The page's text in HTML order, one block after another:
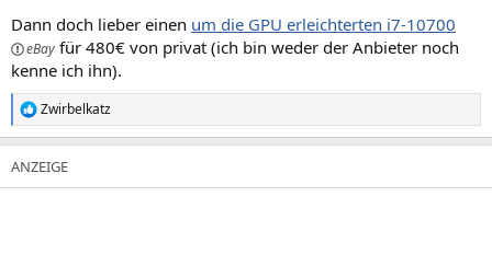
Dann doch lieber einen um die GPU erleichterten i7-10700
für 480€ von privat (ich bin weder der Anbieter noch
kenne ich ihn).
R
e
a
k
t
Zwirbelkatz